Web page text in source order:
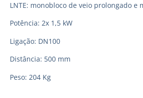
LNTE: monobloco de veio prolongado e
Potência: 2x 1,5 kW
Ligação: DN100
Distância: 500 mm
Peso: 204 Kg